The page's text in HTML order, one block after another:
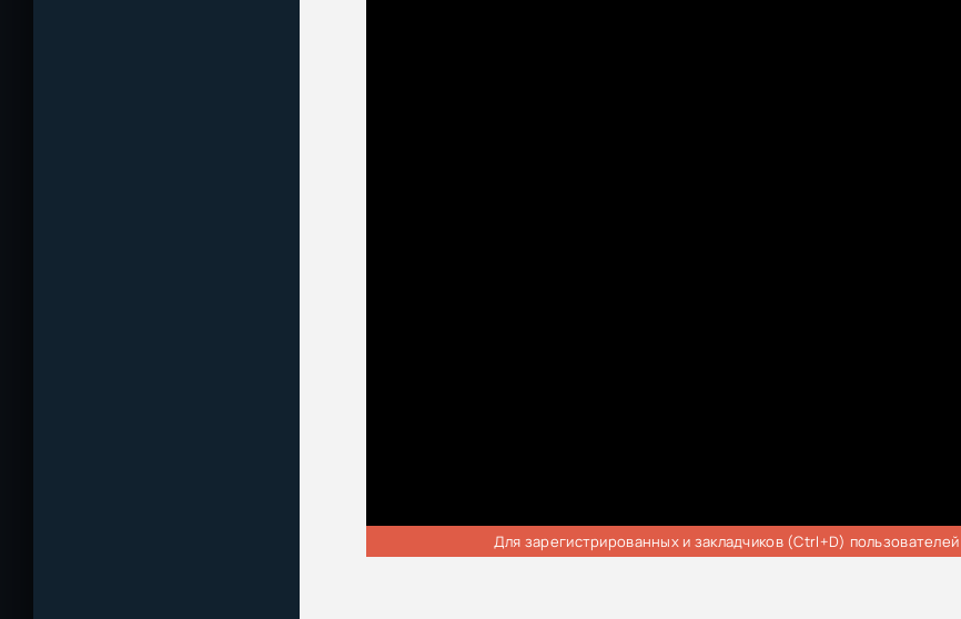
Для зарегистрированных и закладчиков (Ctrl+D)